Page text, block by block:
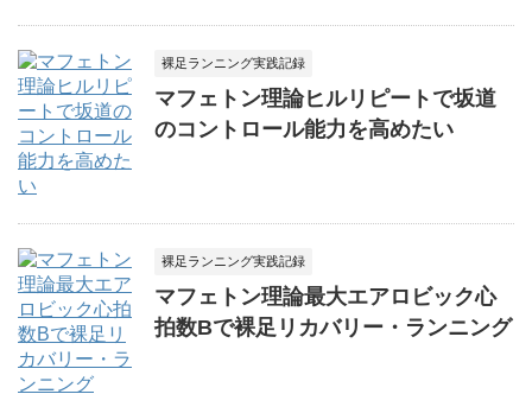
裸足ランニング実践記録
マフェトン理論ヒルリピートで坂道
のコントロール能力を高めたい
裸足ランニング実践記録
マフェトン理論最大エアロビック心
拍数Bで裸足リカバリー・ランニング